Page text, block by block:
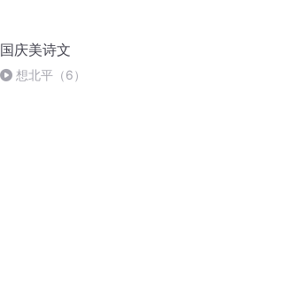
国庆美诗文
想北平（6）